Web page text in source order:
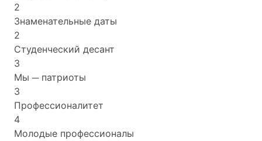
2
Знаменательные даты
2
Студенческий десант
3
Мы ─ патриоты
3
Профессионалитет
4
Молодые профессионалы